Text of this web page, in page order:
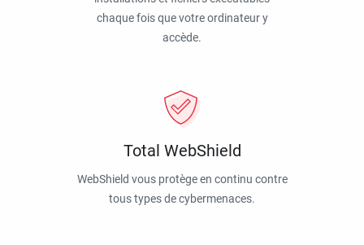
chaque fois que votre ordinateur y
accède.
Total WebShield
WebShield vous protège en continu contre
tous types de cybermenaces.